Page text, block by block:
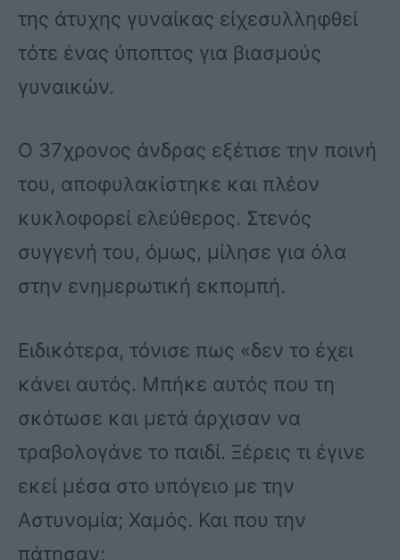
της άτυχης γυναίκας είχεσυλληφθεί
τότε ένας ύποπτος για βιασμούς
γυναικών.
Ο 37χρονος άνδρας εξέτισε την ποινή
του, αποφυλακίστηκε και πλέον
κυκλοφορεί ελεύθερος. Στενός
συγγενή του, όμως, μίλησε για όλα
στην ενημερωτική εκπομπή.
Ειδικότερα, τόνισε πως «δεν το έχει
κάνει αυτός. Μπήκε αυτός που τη
σκότωσε και μετά άρχισαν να
τραβολογάνε το παιδί. Ξέρεις τι έγινε
εκεί μέσα στο υπόγειο με την
Αστυνομία; Χαμός. Και που την
πάτησαν;